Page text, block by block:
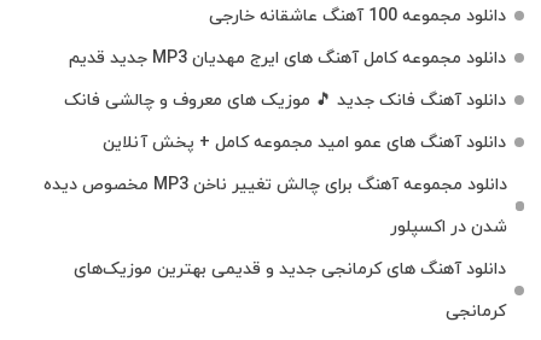
دانلود مجموعه 100 آهنگ عاشقانه خارجی
دانلود مجموعه کامل آهنگ های ایرج مهدیان MP3 جدید قدیم
دانلود آهنگ فانک جدید 🎵 موزیک‌ های معروف و چالشی فانک
دانلود آهنگ های عمو امید مجموعه کامل + پخش آنلاین
دانلود مجموعه آهنگ برای چالش تغییر ناخن MP3 مخصوص دیده
شدن در اکسپلور
دانلود آهنگ‌ های کرمانجی جدید و قدیمی بهترین موزیک‌های
کرمانجی